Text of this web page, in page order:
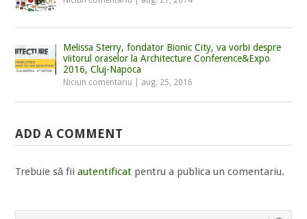
Melissa Sterry, fondator Bionic City, va vorbi despre
viitorul oraselor la Architecture Conference&Expo
2016, Cluj-Napoca
Niciun comentariu aug. 25, 2016
ADD A COMMENT
Trebuie să fiiautentificat pentru a publica un comentariu.